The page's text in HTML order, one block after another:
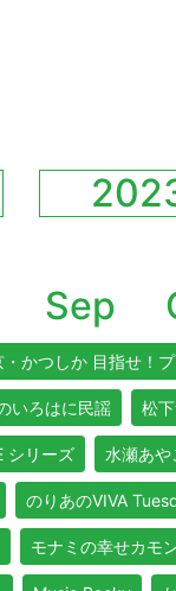
Sep
・かつしか 目指せ！
いろはに民謡 松
シリーズ 水瀬あや
のりあのVIVA
モナミの幸せカモ